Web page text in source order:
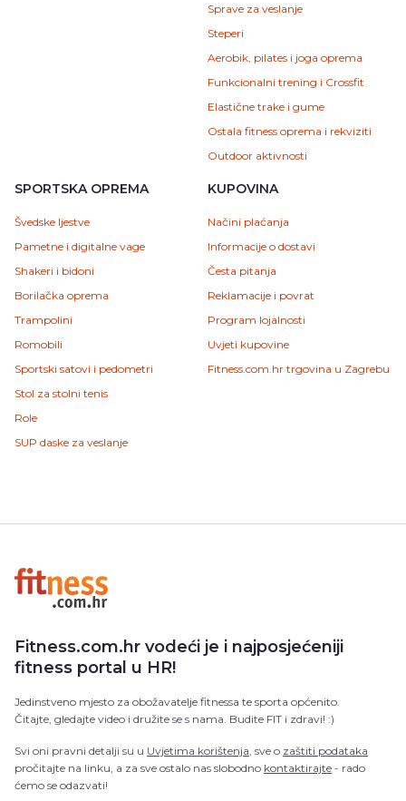
Sprave za veslanje
Steperi
Aerobik, pilates i joga oprema
Funkcionalni trening i Crossfit
Elastične trake i gume
Ostala fitness oprema i rekviziti
Outdoor aktivnosti
SPORTSKA OPREMA
Švedske ljestve
Pametne i digitalne vage
Shakeri i bidoni
Borilačka oprema
Trampolini
Romobili
Sportski satovi i pedometri
Stol za stolni tenis
Role
SUP daske za veslanje
KUPOVINA
Načini plaćanja
Informacije o dostavi
Česta pitanja
Reklamacije i povrat
Program lojalnosti
Uvjeti kupovine
Fitness.com.hr trgovina u Zagrebu
Fitness.com.hr vodeći je i najposjećeniji
fitness portal u HR!
Jedinstveno mjesto za obožavatelje fitnessa te sporta općenito.
Čitajte, gledajte video i družite se s nama. Budite FIT i zdravi! :)
Svi oni pravni detalji su u Uvjetima korištenja , sve o zaštiti podataka
pročitajte na linku, a za sve ostalo nas slobodno kontaktirajte - rado
ćemo se odazvati!